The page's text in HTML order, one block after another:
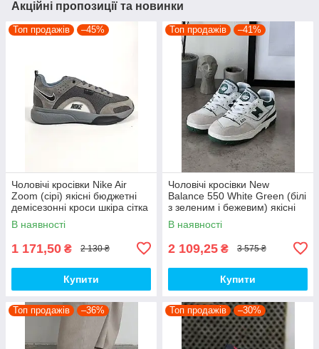
Акційні пропозиції та новинки
Топ продажів –45%
Чоловічі кросівки Nike Air
Zoom (сірі) якісні бюджетні
демісезонні кроси шкіра сітка
D426 топ
В наявності
1 171,50 ₴ 2 130 ₴
Купити
Топ продажів –41%
Чоловічі кросівки New
Balance 550 White Green (білі
з зеленим і бежевим) якісні
модні кроси NB020 топ
В наявності
2 109,25 ₴ 3 575 ₴
Купити
Топ продажів –36% Топ продажів –30%